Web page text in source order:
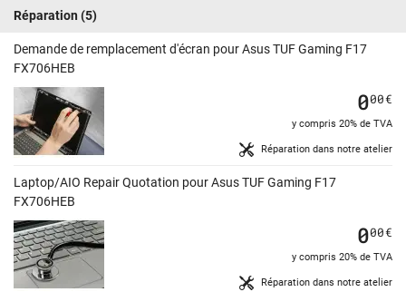
Réparation (5)
Demande de remplacement d'écran pour Asus TUF Gaming F17
FX706HEB
Réparation dans notre atelier
000€
y compris 20% de TVA
Laptop/AIO Repair Quotation pour Asus TUF Gaming F17
FX706HEB
Réparation dans notre atelier
000€
y compris 20% de TVA